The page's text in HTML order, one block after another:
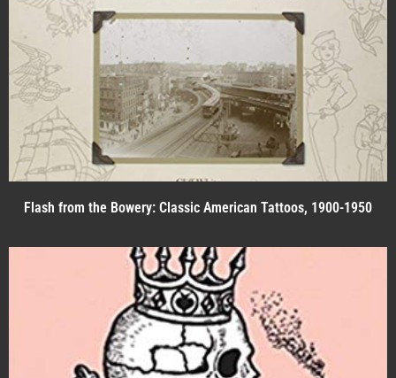
Flash from the Bowery: Classic American Tattoos, 1900-1950